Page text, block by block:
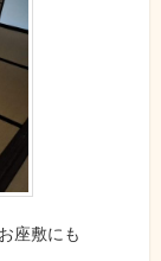
座敷にも